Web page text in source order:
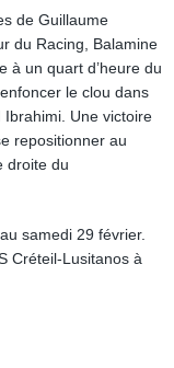
de Guillaume
du Racing, Balamine
à un quart d’heure du
le clou dans
Ibrahimi. Une victoire
repositionner au
droite du
samedi 29 février.
Créteil-Lusitanos à